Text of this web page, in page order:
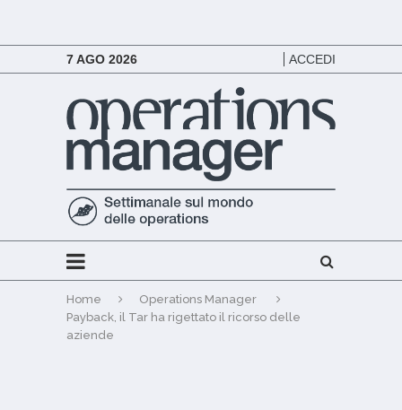
7 AGO 2026 ACCEDI
Home
Operations Manager
Payback, il Tar ha rigettato il ricorso delle
aziende